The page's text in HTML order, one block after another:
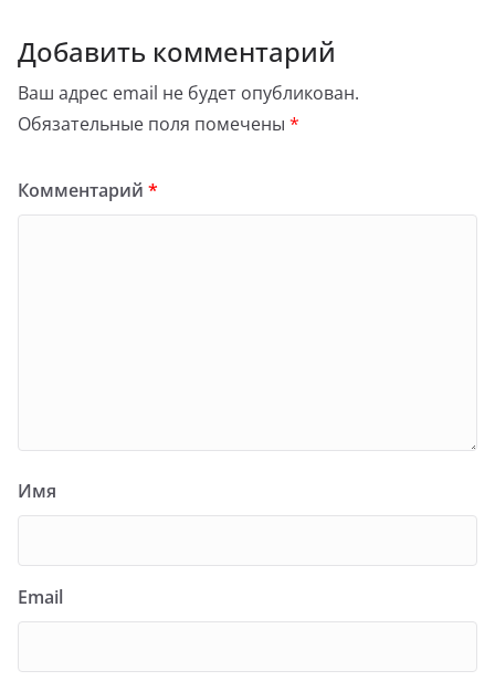
Добавить комментарий
Ваш адрес email не будет опубликован.
Обязательные поля помечены *
Комментарий *
Имя
Email